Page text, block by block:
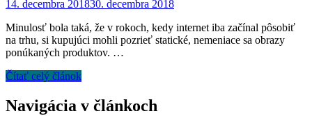
14. decembra 201830. decembra 2018
Minulosť bola taká, že v rokoch, kedy internet iba začínal pôsobiť
na trhu, si kupujúci mohli pozrieť statické, nemeniace sa obrazy
ponúkaných produktov. …
Čítať celý článok
Navigácia v článkoch